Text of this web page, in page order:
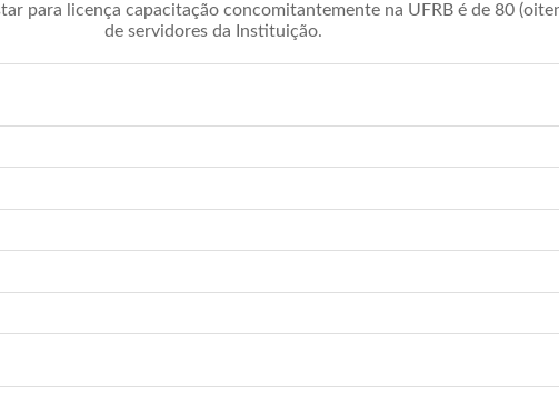
para licença capacitação concomitantemente na UFRB é de 80
de servidores da Instituição.